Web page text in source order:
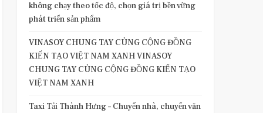
không chạy theo tốc độ, chọn giá trị bền vững
phát triển sản phẩm
VINASOY CHUNG TAY CÙNG CỘNG ĐỒNG
KIẾN TẠO VIỆT NAM XANH VINASOY
CHUNG TAY CÙNG CỘNG ĐỒNG KIẾN TẠO
VIỆT NAM XANH
Taxi Tải Thành Hưng – Chuyển nhà, chuyển văn